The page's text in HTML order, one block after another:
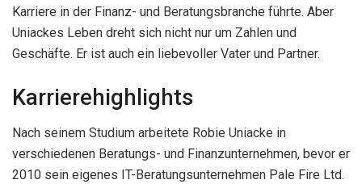
Karriere in der Finanz- und Beratungsbranche führte. Aber
Uniackes Leben dreht sich nicht nur um Zahlen und
Geschäfte. Er ist auch ein liebevoller Vater und Partner.
Karrierehighlights
Nach seinem Studium arbeitete Robie Uniacke in
verschiedenen Beratungs- und Finanzunternehmen, bevor er
2010 sein eigenes IT-Beratungsunternehmen Pale Fire Ltd.